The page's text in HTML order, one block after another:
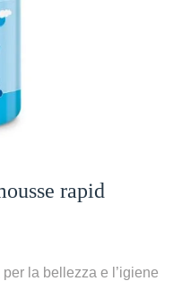
rapid
la bellezza e l’igiene